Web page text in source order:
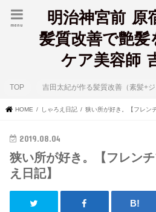
明治神宮前 原
髪質改善で艶
ケア美容師
menu
TOP 吉田太紀が作る髪質改善（素髪+
HOME しゃろえ日記 狭い所が好き。【フレン
2019.08.04
狭い所が好き。【フレン
え日記】